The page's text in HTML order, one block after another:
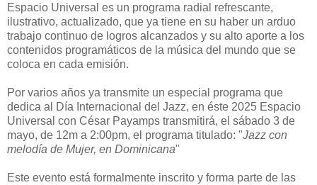
Espacio Universal es un programa radial refrescante,
ilustrativo, actualizado, que ya tiene en su haber un arduo
trabajo continuo de logros alcanzados y su alto aporte a los
contenidos programáticos de la música del mundo que se
coloca en cada emisión.
Por varios años ya transmite un especial programa que
dedica al Día Internacional del Jazz, en éste 2025 Espacio
Universal con César Payamps transmitirá, el sábado 3 de
mayo, de 12m a 2:00pm, el programa titulado: "Jazz con
melodía de Mujer, en Dominicana"
Este evento está formalmente inscrito y forma parte de las